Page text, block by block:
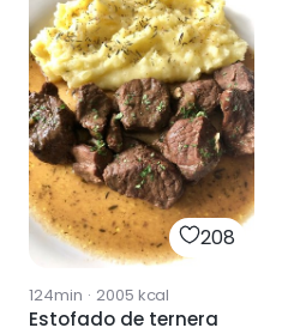
208
124min · 2005 kcal
Estofado de ternera